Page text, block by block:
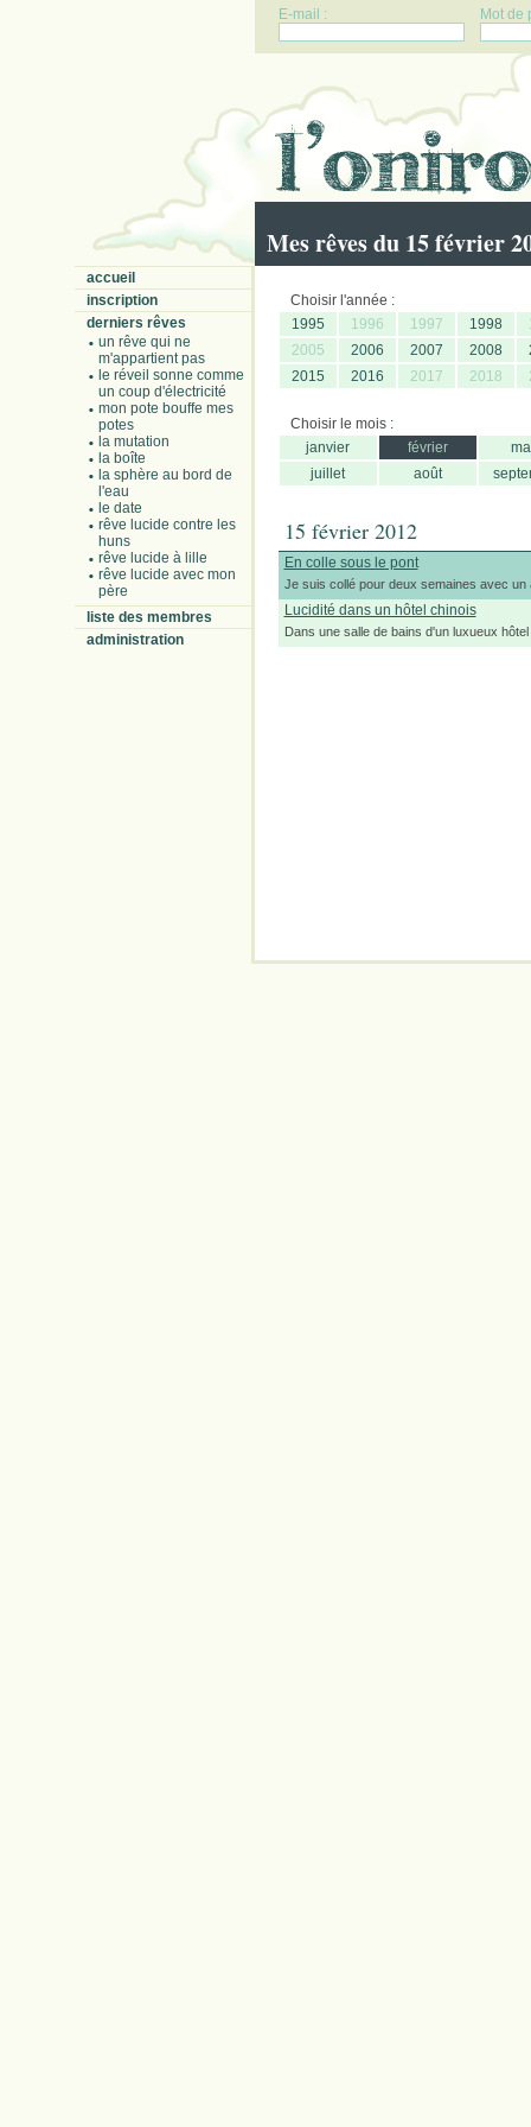
E-mail : Mot de
Mes rêves du 15 février
accueil
inscription
derniers rêves
un rêve qui ne
m'appartient pas
le réveil sonne comme
un coup d'électricité
mon pote bouffe mes
potes
la mutation
la boîte
la sphère au bord de
l'eau
le date
rêve lucide contre les
huns
rêve lucide à lille
rêve lucide avec mon
père
liste des membres
administration
Choisir l'année :
1995
1996 1997 1998
2005
2006 2007 2008
2015
2016 2017 2018
Choisir le mois :
janvier
février
juillet
août
15 février 2012
En colle sous le pont
Je suis collé pour deux semaines avec
Lucidité dans un hôtel chinois
Dans une salle de bains d'un luxueux